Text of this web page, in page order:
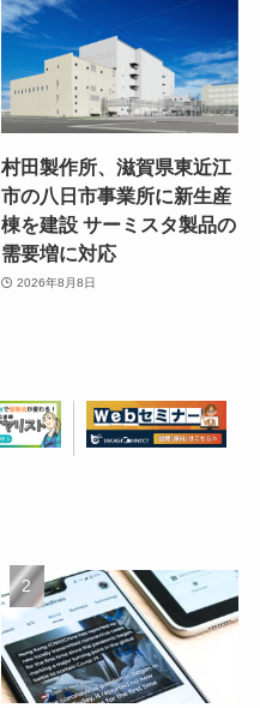
村田製作所、滋賀県東近江
市の八日市事業所に新生産
棟を建設 サーミスタ製品の
需要増に対応
2026年8月8日